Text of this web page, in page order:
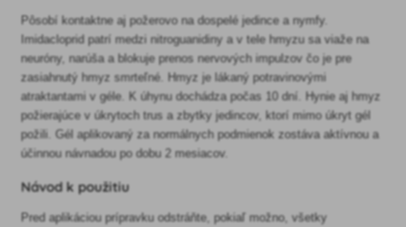
Pôsobí kontaktne aj požerovo na dospelé jedince a nymfy.
Imidacloprid patrí medzi nitroguanidiny a v tele hmyzu sa viaže na
neuróny, narúša a blokuje prenos nervových impulzov čo je pre
zasiahnutý hmyz smrteľné. Hmyz je lákaný potravinovými
atraktantami v géle. K úhynu dochádza počas 10 dní. Hynie aj hmyz
požierajúce v úkrytoch trus a zbytky jedincov, ktorí mimo úkryt gél
požili. Gél aplikovaný za normálnych podmienok zostáva aktívnou a
účinnou návnadou po dobu 2 mesiacov.
Návod k použitiu
Pred aplikáciou prípravku odstráňte, pokiaľ možno, všetky